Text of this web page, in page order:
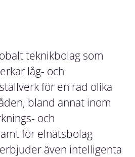
teknikbolag som
låg- och
för en rad olika
bland annat inom
och
för elnätsbolag
även intelligenta